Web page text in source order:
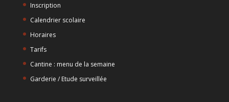
Inscription
Calendrier scolaire
Horaires
Tarifs
Cantine : menu de la semaine
Garderie / Etude surveillée